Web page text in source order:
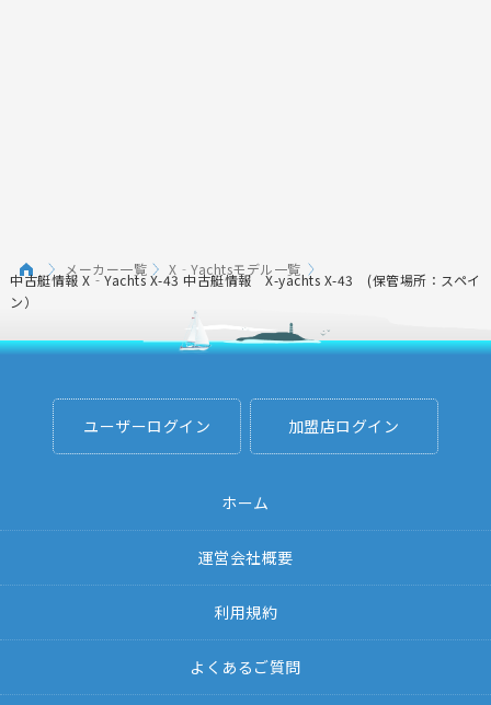
メーカー一覧 X‐Yachtsモデル一覧
中古艇情報 X‐Yachts X-43 中古艇情報 X-yachts X-43 (保管場所：スペイ
ン）
ユーザーログイン 加盟店ログイン
ホーム
運営会社概要
利用規約
よくあるご質問